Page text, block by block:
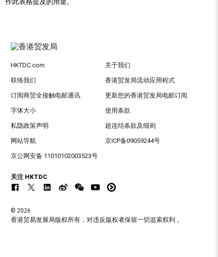
HKTDC.com 关于我们
联络我们 香港贸发局流动应用程式
订阅商贸全接触电邮通讯 更新您的香港贸发局电邮订阅
字体大小 使用条款
私隐政策声明 超连结条款及细则
网站导航 京ICP备09059244号
京公网安备 11010102003523号
关注 HKTDC
© 2026
香港贸易发展局版权所有，对违反版权者保留一切追索权利 。